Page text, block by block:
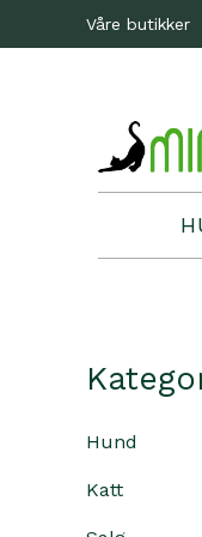
Våre butikker
Hund
Katt